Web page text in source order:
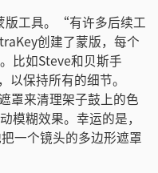
版工具。“有许多后续工
创建了蒙版，每个
比如Steve和贝斯手
保持所有的细节。
罩来清理架子鼓上的色
模糊效果。幸运的是，
一个镜头的多边形遮罩